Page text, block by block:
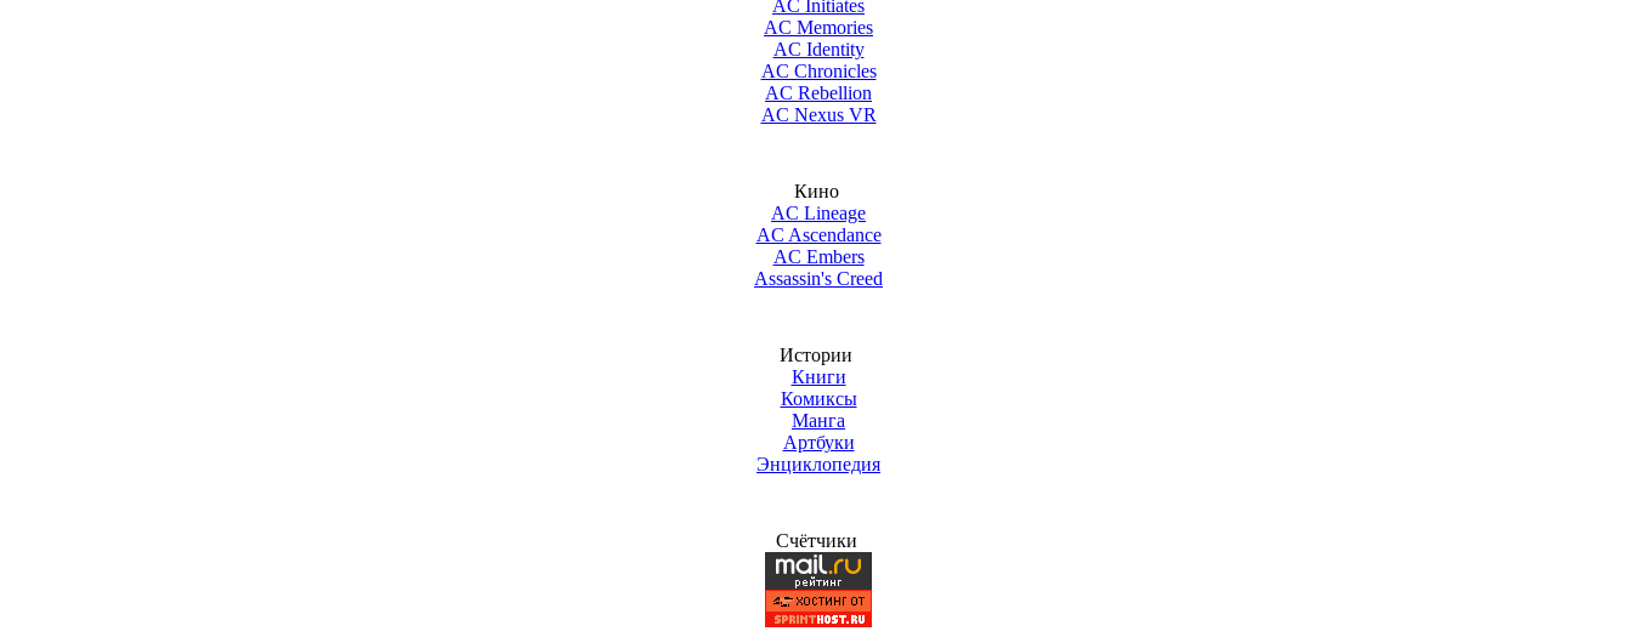
AC Initiates
AC Memories
AC Identity
AC Chronicles
AC Rebellion
AC Nexus VR
Кино
AC Lineage
AC Ascendance
AC Embers
Assassin's Creed
Истории
Книги
Комиксы
Манга
Артбуки
Энциклопедия
Счётчики